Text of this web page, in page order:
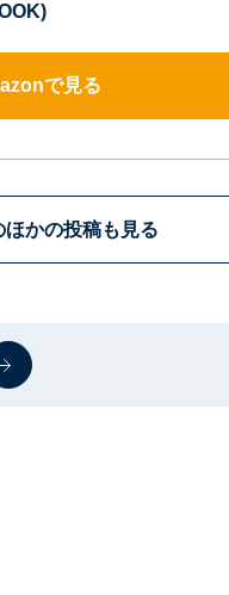
で見る
かの投稿も見る